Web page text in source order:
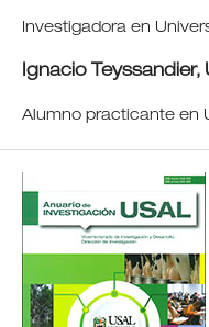
Investigadora en
Ignacio Teyssandier,
Alumno practicante en